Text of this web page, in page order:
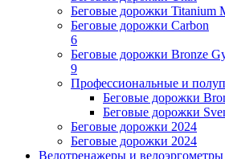
Беговые дорожки Titanium
Беговые дорожки Carbon
6
Беговые дорожки Bronze
9
Профессиональные и
Беговые дорожки
Беговые дорожки
Беговые дорожки 2024
Беговые дорожки 2024
Велотренажеры и